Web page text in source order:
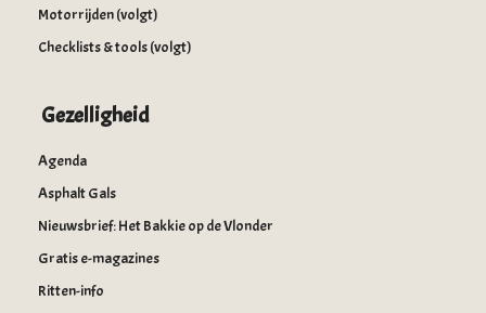
Motorrijden (volgt)
Checklists & tools (volgt)
Gezelligheid
Agenda
Asphalt Gals
Nieuwsbrief: Het Bakkie op de Vlonder
Gratis e-magazines
Ritten-info